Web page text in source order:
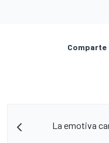
La emotiva